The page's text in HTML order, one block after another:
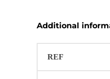
Additional
REF